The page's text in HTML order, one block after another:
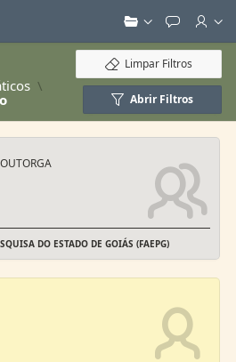
Limpar Filtros
Abrir Filtros
DO ESTADO DE GOIÁS (FAEPG)